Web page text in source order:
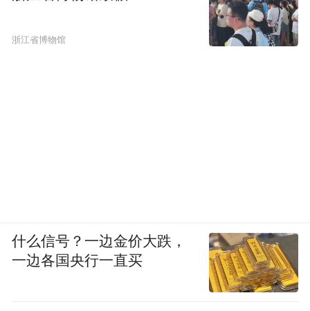
浙江省博物馆
什么信号？一边金价大跌，
一边各国央行一直买